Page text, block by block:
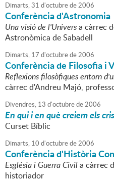
Dimarts,31 d'octubrede2006
Conferència d'Astronomia
Una visió de l'Universa càrrec
Astronòmica de Sabadell
Dimarts, 17 d'octubrede2006
Conferència de Filosofia i
Reflexions filosòfiques entorn
càrrec d'Andreu Majó,
Divendres, 13 d'octubrede2006
En qui i en què creiem els
Curset Bíblic
Dimarts, 10 d'octubrede2006
Conferència d'Història
Església i Guerra Civila càrrec
historiador